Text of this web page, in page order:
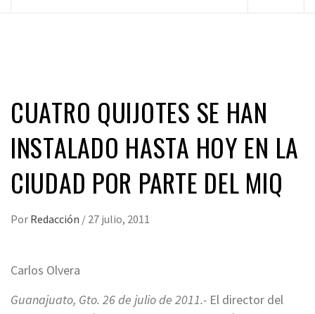
CUATRO QUIJOTES SE HAN
INSTALADO HASTA HOY EN LA
CIUDAD POR PARTE DEL MIQ
Por Redacción / 27 julio, 2011
Carlos Olvera
Guanajuato, Gto. 26 de julio de 2011.- El director del